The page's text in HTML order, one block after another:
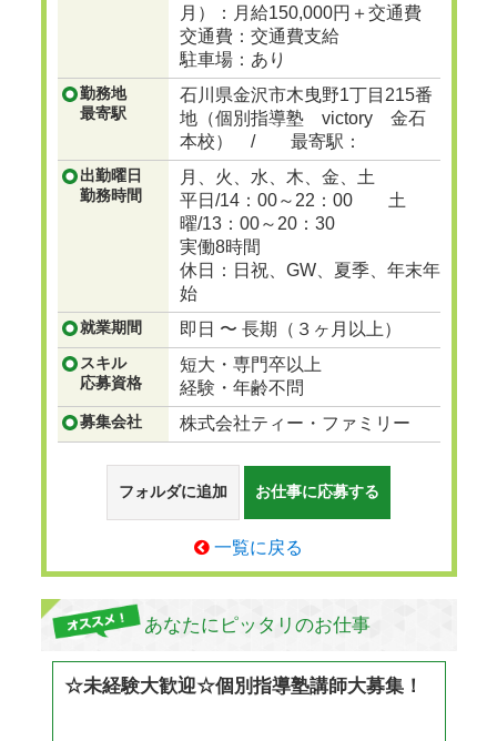
月）：月給150,000円＋交通費
交通費：交通費支給
駐車場：あり
勤務地
最寄駅
石川県金沢市木曳野1丁目215番
地（個別指導塾 victory 金石
本校） / 最寄駅：
出勤曜日
勤務時間
月、火、水、木、金、土
平日/14：00～22：00 土
曜/13：00～20：30
実働8時間
休日：日祝、GW、夏季、年末年
始
就業期間 即日 〜 長期（３ヶ月以上）
スキル
応募資格
短大・専門卒以上
経験・年齢不問
募集会社 株式会社ティー・ファミリー
フォルダに追加 お仕事に応募する
一覧に戻る
あなたにピッタリのお仕事
☆未経験大歓迎☆個別指導塾講師大募集！